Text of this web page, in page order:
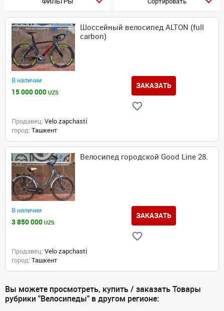
Шоссейный велосипед ALTON (full
carbon)
В наличии
15 000 000 UZS
ЗАКАЗАТЬ
Продавец: Velo zapchasti
город: Ташкент
Велосипед городской Good Line 28.
В наличии
3 850 000 UZS
ЗАКАЗАТЬ
Продавец: Velo zapchasti
город: Ташкент
Вы можете просмотреть, купить / заказать Товары
рубрики "Велосипеды" в другом регионе: